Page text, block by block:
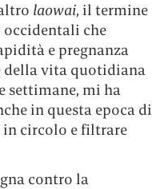
laowai, il termine
che
e pregnanza
della vita quotidiana
settimane, mi ha
in questa epoca di
in circolo e filtrare
contro la